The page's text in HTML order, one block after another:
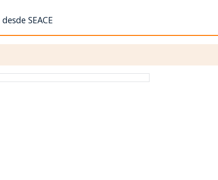
SEACE